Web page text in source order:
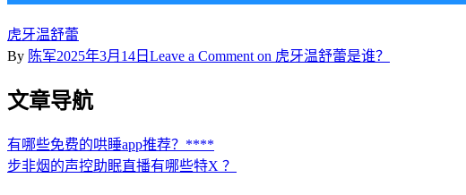
虎牙温舒蕾
By 陈军2025年3月14日 Leave a Comment on 虎牙温舒蕾是谁？
文章导航
有哪些免费的哄睡app推荐？****
步非烟的声控助眠直播有哪些特X ？